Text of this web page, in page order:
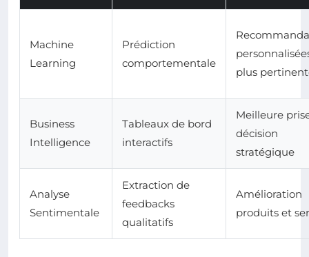
Machine
Learning
Prédiction
comportementale
plus
Business
Intelligence
Tableaux de bord
interactifs
Meilleure
décision
stratégique
Analyse
Sentimentale
Extraction de
feedbacks
qualitatifs
Amélioration
produits et